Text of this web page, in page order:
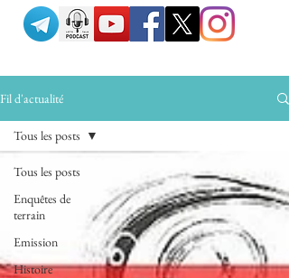
Fil d'actualité
Tous les posts
Enquêtes de
terrain
Emission
Histoire
Tous les posts